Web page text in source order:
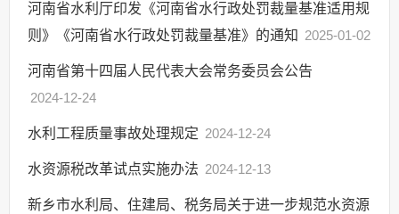
河南省水利厅印发《河南省水行政处罚裁量基准适用规
则》《河南省水行政处罚裁量基准》的通知 2025-01-02
河南省第十四届人民代表大会常务委员会公告
2024-12-24
水利工程质量事故处理规定 2024-12-24
水资源税改革试点实施办法 2024-12-13
新乡市水利局、住建局、税务局关于进一步规范水资源